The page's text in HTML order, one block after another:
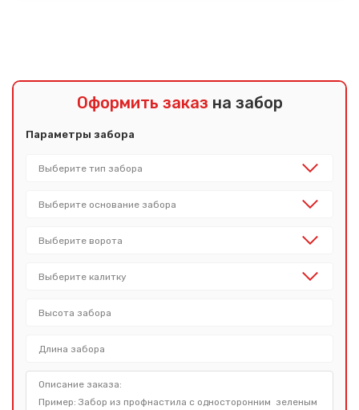
Оформить заказ на забор
Параметры забора